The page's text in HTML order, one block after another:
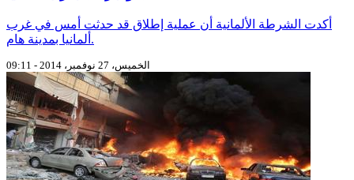
أكدت الشرطة الألمانية أن عملية إطلاق قد حدثت أمس في غرب
ألمانيا بمدينة هام.
الخميس، 27 نوفمبر، 2014 - 09:11